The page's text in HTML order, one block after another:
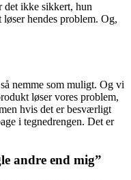
det ikke sikkert, hun
hendes problem. Og,
nemme som muligt. Og vi
løser vores problem,
hvis det er besværligt
i tegnedrengen. Det er
andre end mig”